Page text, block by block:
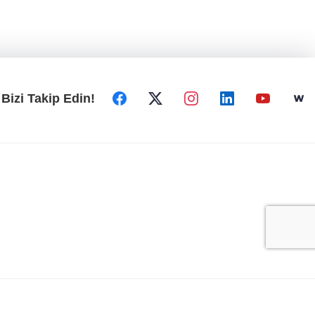
Bizi Takip Edin!